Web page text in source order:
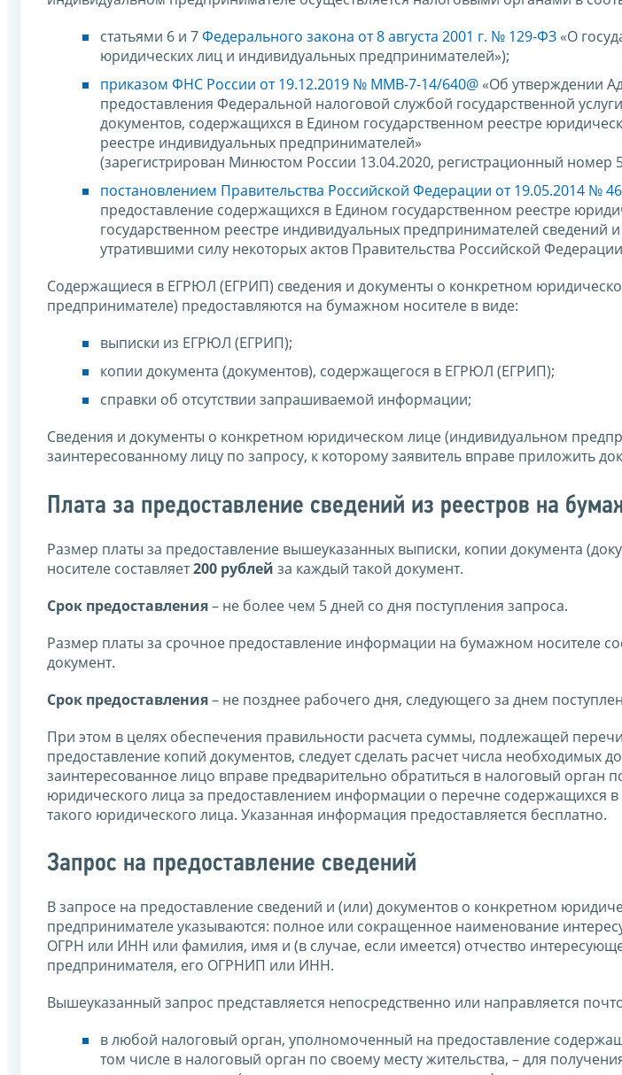
статьями 6 и 7Федерального закона от 8 августа 2001 г. № 129-ФЗ «О
юридических лиц и индивидуальных предпринимателей»);
приказом ФНС России от 19.12.2019 № ММВ-7-14/640@ «Об утверждении
предоставления Федеральной налоговой службой государственной
документов, содержащихся в Едином государственном реестре
реестре индивидуальных предпринимателей»
(зарегистрирован Минюстом России 13.04.2020, регистрационный номер
постановлением Правительства Российской Федерации от 19.05.2014 №
предоставление содержащихся в Едином государственном реестре
государственном реестре индивидуальных предпринимателей сведений
утратившими силу некоторых актов Правительства Российской
Содержащиеся в ЕГРЮЛ (ЕГРИП) сведения и документы о конкретном
предпринимателе) предоставляются на бумажном носителе в виде:
выписки из ЕГРЮЛ (ЕГРИП);
копии документа (документов), содержащегося в ЕГРЮЛ (ЕГРИП);
справки об отсутствии запрашиваемой информации;
Сведения и документы о конкретном юридическом лице (индивидуальном
заинтересованному лицу по запросу, к которому заявитель вправе приложить
Плата за предоставление сведений из реестров на
Размер платы за предоставление вышеуказанных выписки, копии документа
носителе составляет200 рублей за каждый такой документ.
Срок предоставления– не более чем 5 дней со дня поступления запроса.
Размер платы за срочное предоставление информации на бумажном носителе
документ.
Срок предоставления– не позднее рабочего дня, следующего за днем
При этом в целях обеспечения правильности расчета суммы, подлежащей
предоставление копий документов, следует сделать расчет числа необходимых
заинтересованное лицо вправе предварительно обратиться в налоговый орган
юридического лица за предоставлением информации о перечне содержащихся
такого юридического лица. Указанная информация предоставляется бесплатно.
Запрос на предоставление сведений
В запросе на предоставление сведений и (или) документов о конкретном
предпринимателе указываются: полное или сокращенное наименование
ОГРН или ИНН или фамилия, имя и (в случае, если имеется) отчество
предпринимателя, его ОГРНИП или ИНН.
Вышеуказанный запрос представляется непосредственно или направляется
в любой налоговый орган, уполномоченный на предоставление
том числе в налоговый орган по своему месту жительства, – для